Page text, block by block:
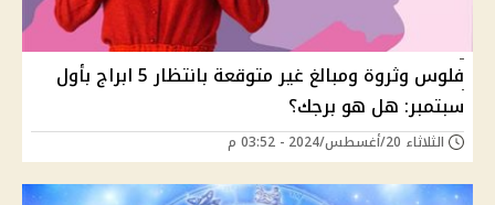
فلوس وثروة ومبالغ غير متوقعة بانتظار 5 ابراج بأول
سبتمبر: هل هو برجك؟
الثلاثاء 20/أغسطس/2024 - 03:52 م